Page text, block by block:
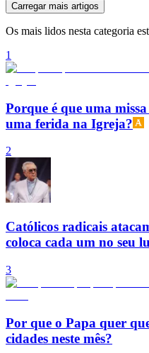
Carregar mais artigos
Os mais lidos nesta categoria
1
Porque é que uma
uma ferida na Igreja?
2
Católicos radicais
coloca cada um no seu
3
Por que o Papa quer
cidades neste mês?